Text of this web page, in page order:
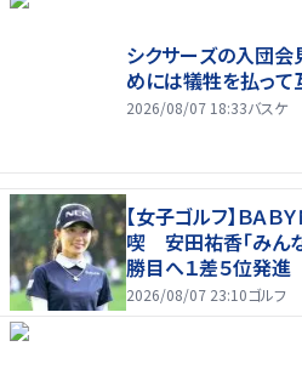
シクサーズの入団会
めには犠牲を払って
2026/08/07 18:33バスケ
【女子ゴルフ】ＢＡＢ
喫 安田祐香「みん
勝目へ１差５位発進
2026/08/07 23:10ゴルフ